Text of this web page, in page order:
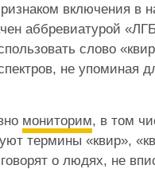
включения в
аббревиатурой
слово
не упоминая
мониторим, в том
термины «квир»,
говорят о людях, не